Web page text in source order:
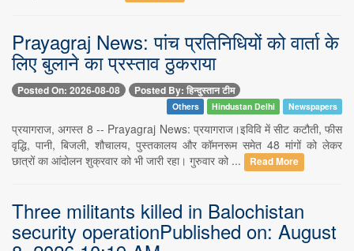
Prayagraj News: पांच प्रतिनिधियों को वार्ता के
लिए बुलाने का प्रस्ताव ठुकराया
Posted On: 2026-08-08 Posted By: हिन्दुस्तान टीम
Others Hindustan Delhi Newspapers
प्रयागराज, अगस्त 8 -- Prayagraj News: प्रयागराज।इविवि में सीट कटौती, फीस
वृद्धि, पानी, बिजली, शौचालय, पुस्तकालय और कॉमनरूम समेत 48 मांगों को लेकर
छात्रों का आंदोलन शुक्रवार को भी जारी रहा। गुरुवार को ...
Read More
Three militants killed in Balochistan
security operationPublished on: August